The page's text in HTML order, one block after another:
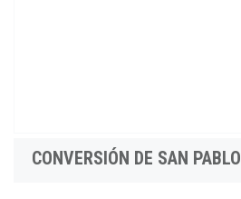
CONVERSIÓN DE SAN PABLO